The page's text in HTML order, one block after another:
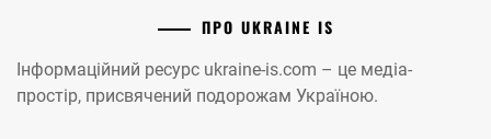
ПРО UKRAINE IS
Інформаційний ресурс ukraine-is.com – це медіа-
простір, присвячений подорожам Україною.